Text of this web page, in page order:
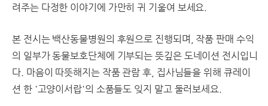
려주는 다정한 이야기에 가만히 귀 기울여 보세요.
​본 전시는 백산동물병원의 후원으로 진행되며, 작품 판매 수익
의 일부가 동물보호단체에 기부되는 뜻깊은 도네이션 전시입니
다. 마음이 따뜻해지는 작품 관람 후, 집사님들을 위해 큐레이
션 한 '고양이서랍'의 소품들도 잊지 말고 둘러보세요.